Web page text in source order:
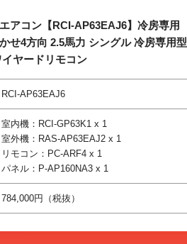
アコン【RCI-AP63EAJ6】冷房専用
せ4方向 2.5馬力 シングル 冷房専用型
ヤードリモコン
RCI-AP63EAJ6
室内機：RCI-GP63K1 x 1
室外機：RAS-AP63EAJ2 x 1
リモコン：PC-ARF4 x 1
パネル：P-AP160NA3 x 1
784,000円（税抜）